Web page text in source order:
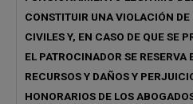
CONSTITUIR UNA VIOLACIÓN DE
CIVILES Y, EN CASO DE QUE SE
EL PATROCINADOR SE RESERVA
RECURSOS Y DAÑOS Y
HONORARIOS DE LOS